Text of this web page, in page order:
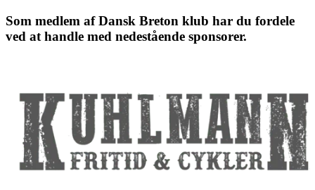
Som medlem af Dansk Breton klub har du fordele
ved at handle med nedestående sponsorer.